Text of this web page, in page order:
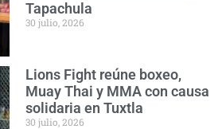
Tapachula
30 julio, 2026
Lions Fight reúne boxeo,
Muay Thai y MMA con causa
solidaria en Tuxtla
30 julio, 2026